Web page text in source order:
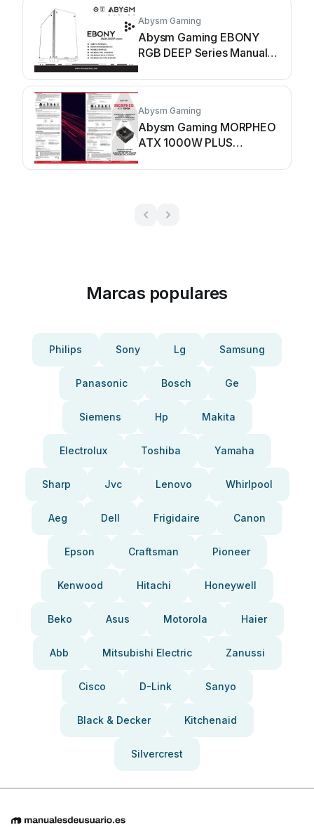
Abysm Gaming
Abysm Gaming EBONY
RGB DEEP Series Manual
Abysm Gaming
Abysm Gaming MORPHEO
ATX 1000W PLUS
usuario
Marcas populares
Philips Sony Lg Samsung
Panasonic Bosch Ge
Siemens Hp Makita
Electrolux Toshiba Yamaha
Sharp Jvc Lenovo Whirlpool
Aeg Dell Frigidaire Canon
Epson Craftsman Pioneer
Kenwood Hitachi Honeywell
Beko Asus Motorola Haier
Abb Mitsubishi Electric Zanussi
Cisco D-Link Sanyo
Black & Decker Kitchenaid
Silvercrest